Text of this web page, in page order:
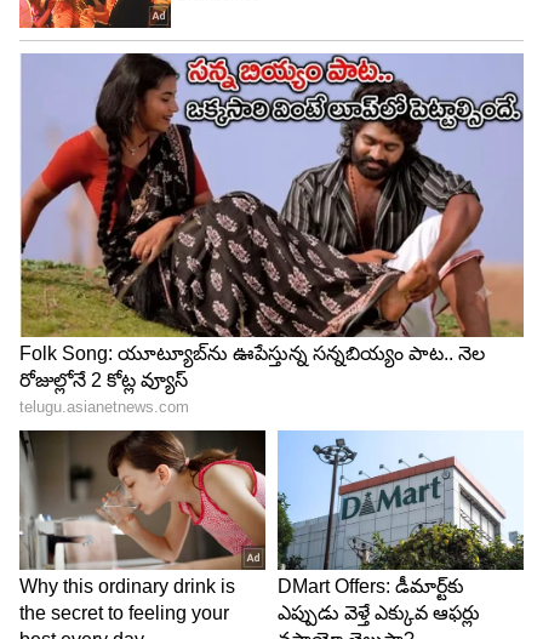
5
5
అనంతరం సిగ్గులొలికించాడు. ఆమె ఇచ్చిన క్యాలీ ఫ్లవర్‌
తీసుకుని ఎమోషనల్‌ అయ్యాడు. ఇకపై తాను క్యాలీ ఫ్లవర్‌ని
కూడా ఫ్లవర్‌ జాబితాలో చేర్చుతానని చెప్పడంలో నవ్వులు
పూయించింది. మాళవిక ఇచ్చిన అందమైన ఎక్స్ ప్రెషన్స్,
దానికి ప్రదీప్‌ రియాక్షన్‌ మరో హైలైట్‌గా నిలిచింది. ప్రస్తుతం
ఈ ప్రోమో యూట్యూబ్‌లో ట్రెండింగ్‌ అవుతుంది.